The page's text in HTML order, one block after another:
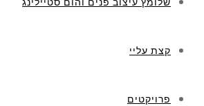
קצת עליי
פרויקטים